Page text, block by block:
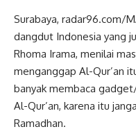
Surabaya, radar96.com/
dangdut Indonesia yang
Rhoma Irama, menilai
menganggap Al-Qur’an
banyak membaca
Al-Qur’an, karena itu
Ramadhan.